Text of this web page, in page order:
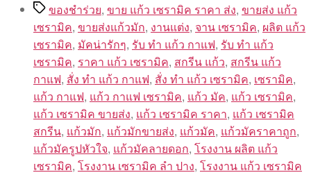
Tagsของชำร่วย, ขาย แก้ว เซรามิค ราคา ส่ง, ขายส่ง แก้ว
เซรามิค, ขายส่งแก้วมัก, งานแต่ง, จาน เซรามิค, ผลิต แก้ว
เซรามิค, มัคน่ารักๆ, รับ ทํา แก้ว กาแฟ, รับ ทํา แก้ว
เซรามิค, ราคา แก้ว เซรามิค, สกรีน แก้ว, สกรีน แก้ว
กาแฟ, สั่ง ทํา แก้ว กาแฟ, สั่ง ทํา แก้ว เซรามิค, เซรามิค,
แก้ว กาแฟ, แก้ว กาแฟ เซรามิค, แก้ว มัค, แก้ว เซรามิค,
แก้ว เซรามิค ขายส่ง, แก้ว เซรามิค ราคา, แก้ว เซรามิค
สกรีน, แก้วมัก, แก้วมักขายส่ง, แก้วมัค, แก้วมัคราคาถูก,
แก้วมัครูปหัวใจ, แก้วมัคลายดอก, โรงงาน ผลิต แก้ว
เซรามิค, โรงงาน เซรามิค ลํา ปาง, โรงงาน แก้ว เซรามิค